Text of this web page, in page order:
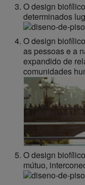
O design
determinados
O design
as pessoas e a
expandido de
comunidades
O design
mútuo,